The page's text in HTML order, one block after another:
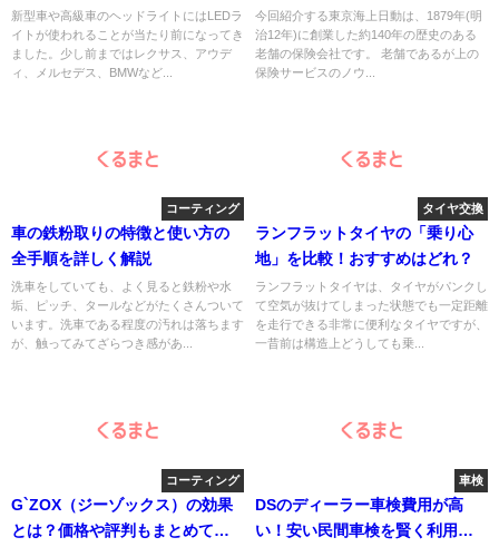
プさせる方法
新型車や高級車のヘッドライトにはLEDラ
イトが使われることが当たり前になってき
ました。少し前まではレクサス、アウデ
ィ、メルセデス、BMWなど...
力や7つのサービス内容＆万が一
に備えて知って東おくべき注意
点まとめ
今回紹介する東京海上日動は、1879年(明
治12年)に創業した約140年の歴史のある
老舗の保険会社です。 老舗であるが上の
保険サービスのノウ...
コーティング
車の鉄粉取りの特徴と使い方の
全手順を詳しく解説
洗車をしていても、よく見ると鉄粉や水
垢、ピッチ、タールなどがたくさんついて
います。洗車である程度の汚れは落ちます
が、触ってみてざらつき感があ...
タイヤ交換
ランフラットタイヤの「乗り心
地」を比較！おすすめはどれ？
ランフラットタイヤは、タイヤがパンクし
て空気が抜けてしまった状態でも一定距離
を走行できる非常に便利なタイヤですが、
一昔前は構造上どうしても乗...
コーティング
G`ZOX（ジーゾックス）の効果
とは？価格や評判もまとめてご
車検
DSのディーラー車検費用が高
い！安い民間車検を賢く利用す